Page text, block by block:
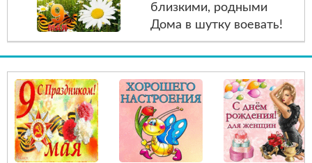
близкими, родными
Дома в шутку воевать!